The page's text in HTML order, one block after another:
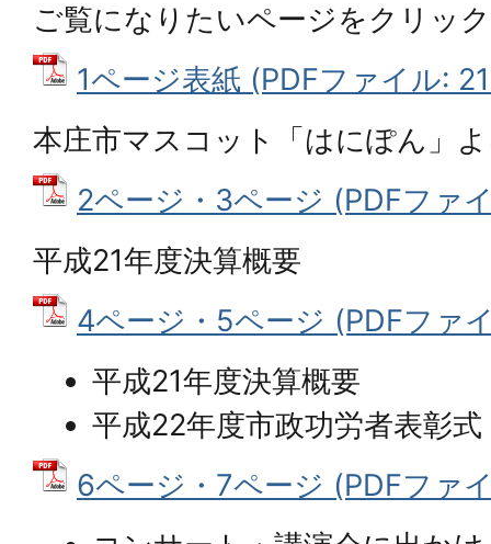
ご覧になりたいページをクリッ
1ページ表紙 (PDFファイル:
本庄市マスコット「はにぽん」
2ページ・3ページ (PDFファ
平成21年度決算概要
4ページ・5ページ (PDFファ
平成21年度決算概要
平成22年度市政功労者表彰式
6ページ・7ページ (PDFファ